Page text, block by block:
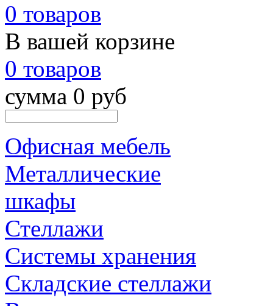
0 товаров
В вашей корзине
0 товаров
сумма 0 руб
Офисная мебель
Металлические
шкафы
Стеллажи
Системы хранения
Складские стеллажи